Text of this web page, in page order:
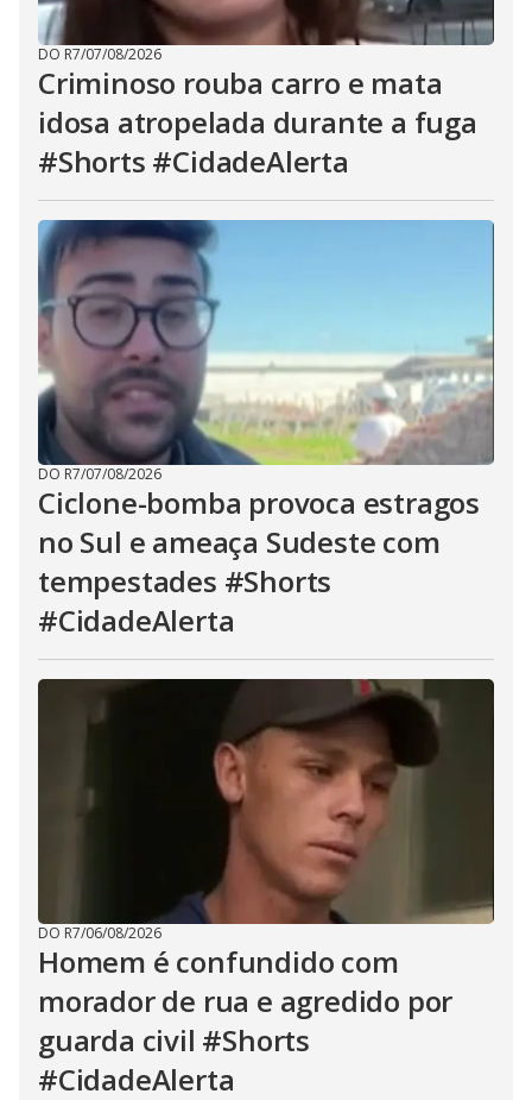
DO R7/07/08/2026
Criminoso rouba carro e mata
idosa atropelada durante a fuga
#Shorts #CidadeAlerta
DO R7/07/08/2026
Ciclone-bomba provoca estragos
no Sul e ameaça Sudeste com
tempestades #Shorts
#CidadeAlerta
DO R7/06/08/2026
Homem é confundido com
morador de rua e agredido por
guarda civil #Shorts
#CidadeAlerta